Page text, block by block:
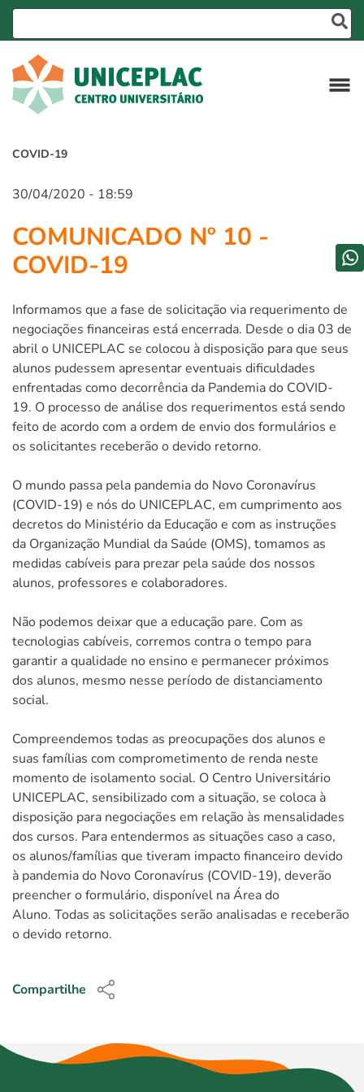
COVID-19
30/04/2020 - 18:59
COMUNICADO Nº 10 -
COVID-19
Informamos que a fase de solicitação via requerimento de
negociações financeiras está encerrada. Desde o dia 03 de
abril o UNICEPLAC se colocou à disposição para que seus
alunos pudessem apresentar eventuais dificuldades
enfrentadas como decorrência da Pandemia do COVID-
19. O processo de análise dos requerimentos está sendo
feito de acordo com a ordem de envio dos formulários e
os solicitantes receberão o devido retorno.
O mundo passa pela pandemia do Novo Coronavírus
(COVID-19) e nós do UNICEPLAC, em cumprimento aos
decretos do Ministério da Educação e com as instruções
da Organização Mundial da Saúde (OMS), tomamos as
medidas cabíveis para prezar pela saúde dos nossos
alunos, professores e colaboradores.
Não podemos deixar que a educação pare. Com as
tecnologias cabíveis, corremos contra o tempo para
garantir a qualidade no ensino e permanecer próximos
dos alunos, mesmo nesse período de distanciamento
social.
Compreendemos todas as preocupações dos alunos e
suas famílias com comprometimento de renda neste
momento de isolamento social. O Centro Universitário
UNICEPLAC, sensibilizado com a situação, se coloca à
disposição para negociações em relação às mensalidades
dos cursos. Para entendermos as situações caso a caso,
os alunos/famílias que tiveram impacto financeiro devido
à pandemia do Novo Coronavírus (COVID-19), deverão
preencher o formulário, disponível na Área do
Aluno. Todas as solicitações serão analisadas e receberão
o devido retorno.
Compartilhe